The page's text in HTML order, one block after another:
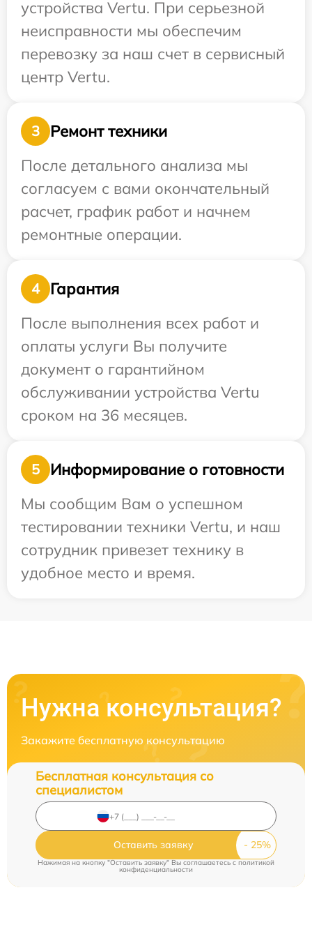
устройства Vertu. При серьезной
неисправности мы обеспечим
перевозку за наш счет в сервисный
центр Vertu.
3
Ремонт техники
После детального анализа мы
согласуем с вами окончательный
расчет, график работ и начнем
ремонтные операции.
4
Гарантия
После выполнения всех работ и
оплаты услуги Вы получите
документ о гарантийном
обслуживании устройства Vertu
сроком на 36 месяцев.
5
Информирование о готовности
Мы сообщим Вам о успешном
тестировании техники Vertu, и наш
сотрудник привезет технику в
удобное место и время.
Нужна консультация?
Закажите бесплатную консультацию
Бесплатная консультация со
специалистом
Оставить заявку
Нажимая на кнопку "Оставить заявку" Вы соглашаетесь cполитикой
конфиденциальности